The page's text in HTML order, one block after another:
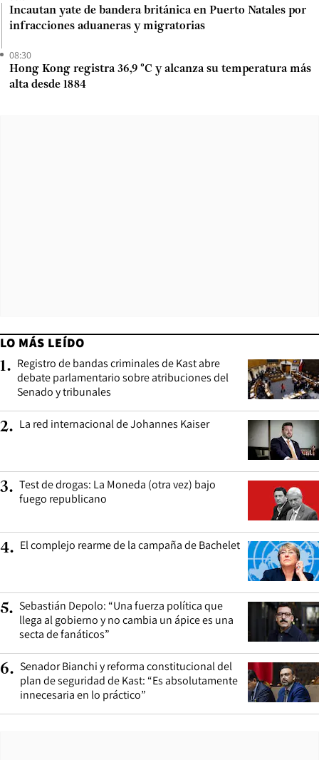
Incautan yate de bandera británica en Puerto Natales por
infracciones aduaneras y migratorias
08:30
Hong Kong registra 36,9 °C y alcanza su temperatura más
alta desde 1884
LO MÁS LEÍDO
1. Registro de bandas criminales de Kast abre
debate parlamentario sobre atribuciones del
Senado y tribunales
2. La red internacional de Johannes Kaiser
3. Test de drogas: La Moneda (otra vez) bajo
fuego republicano
4. El complejo rearme de la campaña de Bachelet
5. Sebastián Depolo: “Una fuerza política que
llega al gobierno y no cambia un ápice es una
secta de fanáticos”
6. Senador Bianchi y reforma constitucional del
plan de seguridad de Kast: “Es absolutamente
innecesaria en lo práctico”